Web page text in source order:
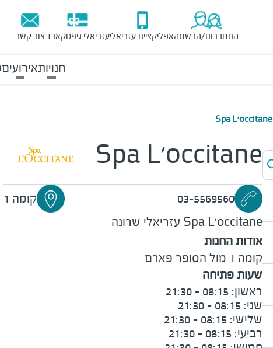
התחברות/הרשמהאפליקציית עזריאליעזריאלי גיפטקארדצור קשר
חנויותאירועים
Spa L'occitane
Spa L'occitane
03-5569560
קומה 1
Spa L'occitane עזריאלי שרונה
אודות החנות
קומה 1 מול הסופר פארם
שעות פתיחה